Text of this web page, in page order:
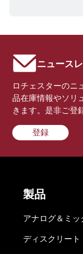
ニュース
ロチェスターのニ
品在庫情報やソリ
きます。是非ご登
登録
製品
アナログ＆ミ
ディスクリート